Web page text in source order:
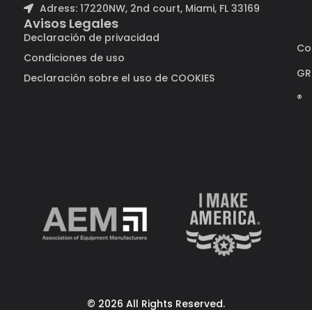
®
Adress: 17220NW, 2nd court, Miami, FL 33169
Avisos Legales
Declaración de privacidad
Condiciones de uso
Declaración sobre el uso de COOKIES
© 2026 All Rights Reserved.